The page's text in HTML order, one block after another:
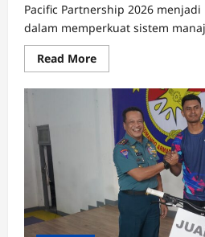
Pacific Partnership 2026
dalam memperkuat sistem
Read MoreRead
more
Latma
Pacific
Partnership
2026
Perkuat
Sistem
Manajemen
Bencana
Sibolga
dan
Tapanuli
Tengah